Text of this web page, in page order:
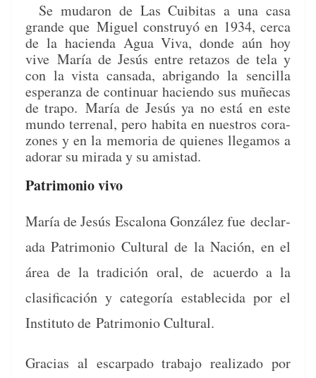
Se mudaron de Las Cuibitas a una casa
grande que Miguel con­struyó en 1934, cer­ca
de la hacien­da Agua Viva, donde aún hoy
vive María de Jesús entre reta­zos de tela y
con la vista cansa­da, abri­g­an­do la sen­cil­la
esper­an­za de con­tin­uar hacien­do sus muñe­cas
de trapo. María de Jesús ya no está en este
mun­do ter­re­nal, pero habi­ta en nue­stros cora­
zones y en la memo­ria de quienes lleg­amos a
ado­rar su mira­da y su amistad.
Patrimonio vivo
María de Jesús Escalona González fue declar­
a­da Pat­ri­mo­nio Cul­tur­al de la Nación, en el
área de la tradi­ción oral, de acuer­do a la
clasi­fi­cación y cat­e­goría estable­ci­da por el
Insti­tu­to de Pat­ri­mo­nio Cultural.
Gra­cias al escarpa­do tra­ba­jo real­iza­do por